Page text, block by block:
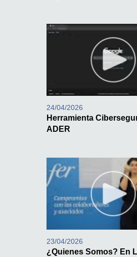
24/04/2026
Herramienta
ADER
23/04/2026
¿Quienes Somos? En